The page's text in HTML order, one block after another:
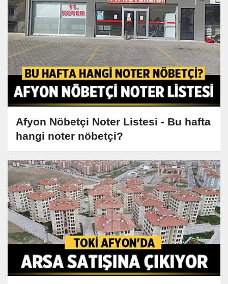
Afyon Nöbetçi Noter Listesi - Bu hafta
hangi noter nöbetçi?